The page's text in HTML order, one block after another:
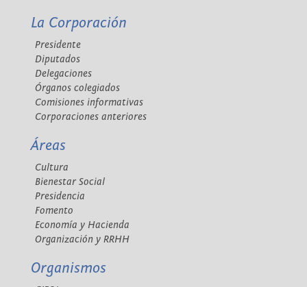
La Corporación
Presidente
Diputados
Delegaciones
Órganos colegiados
Comisiones informativas
Corporaciones anteriores
Áreas
Cultura
Bienestar Social
Presidencia
Fomento
Economía y Hacienda
Organización y RRHH
Organismos